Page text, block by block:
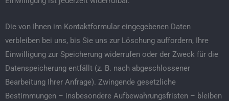
Die von Ihnen im Kontaktformular eingegebenen Daten
verbleiben bei uns, bis Sie uns zur Löschung auffordern, Ihre
Einwilligung zur Speicherung widerrufen oder der Zweck für die
Datenspeicherung entfällt (z. B. nach abgeschlossener
Bearbeitung Ihrer Anfrage). Zwingende gesetzliche
Bestimmungen – insbesondere Aufbewahrungsfristen – bleiben